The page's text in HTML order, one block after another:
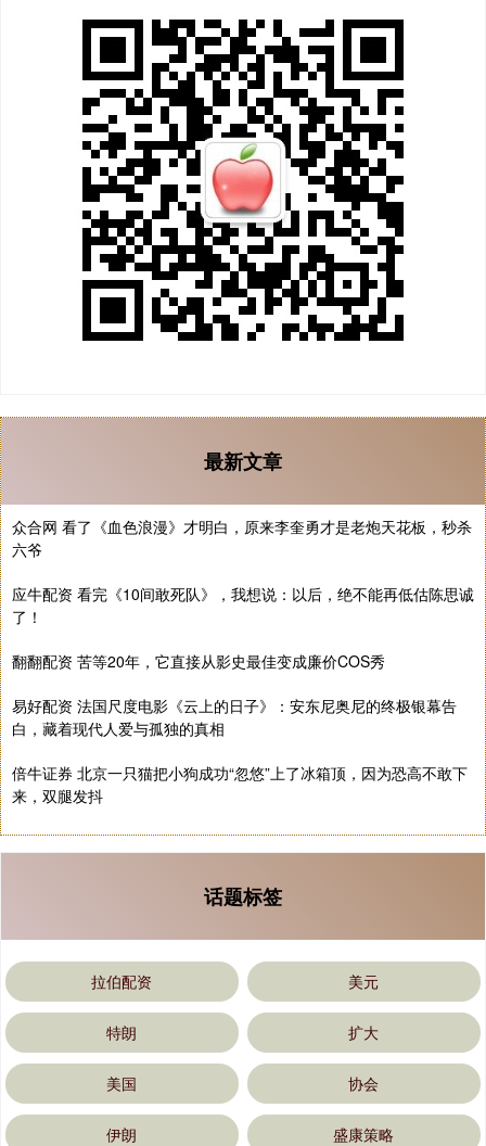
最新文章
众合网 看了《血色浪漫》才明白，原来李奎勇才是老炮天花板，秒杀
六爷
应牛配资 看完《10间敢死队》，我想说：以后，绝不能再低估陈思诚
了！
翻翻配资 苦等20年，它直接从影史最佳变成廉价COS秀
易好配资 法国尺度电影《云上的日子》：安东尼奥尼的终极银幕告
白，藏着现代人爱与孤独的真相
倍牛证券 北京一只猫把小狗成功“忽悠”上了冰箱顶，因为恐高不敢下
来，双腿发抖
话题标签
拉伯配资 美元
特朗 扩大
美国 协会
伊朗 盛康策略